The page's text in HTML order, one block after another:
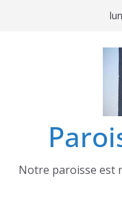
Notre paroisse est